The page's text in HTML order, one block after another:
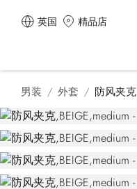
英国 精品店
男装 外套 防风夹克